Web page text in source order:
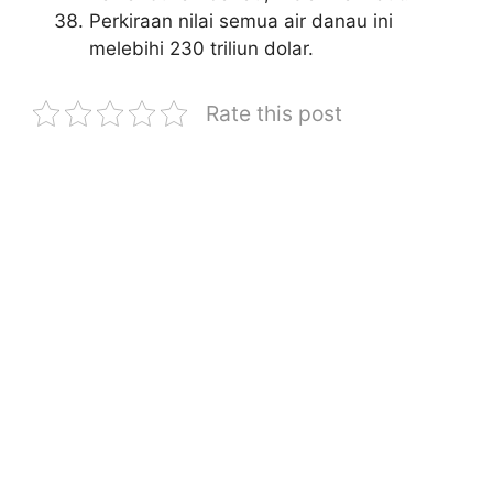
Perkiraan nilai semua air danau ini
melebihi 230 triliun dolar.
Rate this post